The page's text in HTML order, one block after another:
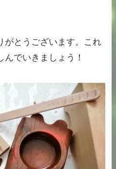
がとうございます。これ
でいきましょう！